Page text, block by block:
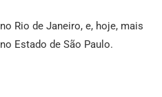
Rio de Janeiro, e, hoje, mais
Estado de São Paulo.